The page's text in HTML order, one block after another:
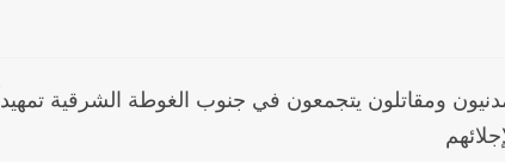
ومقاتلون يتجمعون في جنوب الغوطة الشرقية تمهيداً